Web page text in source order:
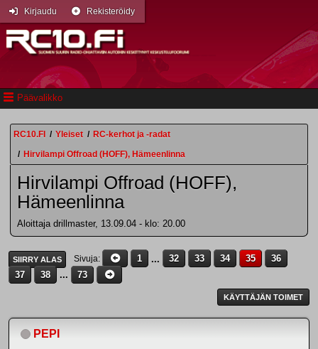
Päävalikko
Kirjaudu Rekisteröidy
RC10.FI / Yleiset / RC-kerhot ja -radat
/ Hirvilampi Offroad (HOFF), Hämeenlinna
Hirvilampi Offroad (HOFF),
Hämeenlinna
Aloittaja drillmaster, 13.09.04 - klo: 20.00
SIIRRY ALAS Sivuja 1 ... 32 33 34 35
36
37
38 ... 73
KÄYTTÄJÄN TOIMET
PEPI